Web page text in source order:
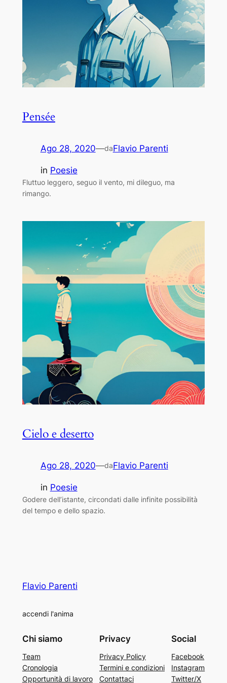
Pensée
Ago 28, 2020—daFlavio Parenti
in Poesie
Fluttuo leggero, seguo il vento, mi dileguo, ma
rimango.
Cielo e deserto
Ago 28, 2020—daFlavio Parenti
in Poesie
Godere dell’istante, circondati dalle infinite possibilità
del tempo e dello spazio.
Flavio Parenti
accendi l'anima
Chi siamo
Team
Cronologia
Opportunità di lavoro
Privacy
Privacy Policy
Termini e condizioni
Contattaci
Social
Facebook
Instagram
Twitter/X